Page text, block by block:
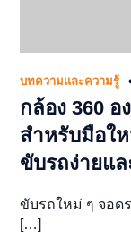
บทความและความรู้
กล้อง 360 อ
สำหรับมือใ
ขับรถง่ายแ
ขับรถใหม่ ๆ จอด
[…]